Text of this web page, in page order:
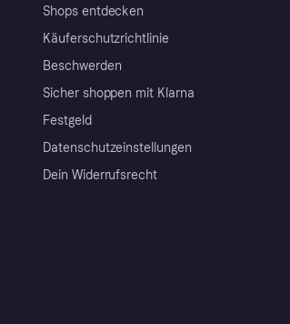
Shops entdecken
Käuferschutzrichtlinie
Beschwerden
Sicher shoppen mit Klarna
Festgeld
Datenschutzeinstellungen
Dein Widerrufsrecht